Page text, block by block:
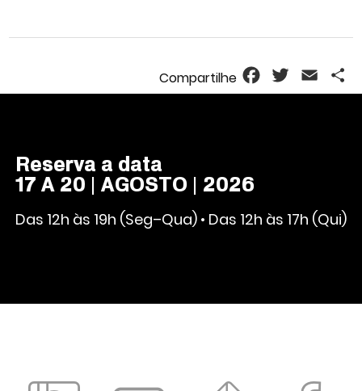
FacebookTwitterEmail
Reserva a data
17 A 20 | AGOSTO | 2026
Das 12h às 19h (Seg–Qua) • Das 12h às 17h (Qui)